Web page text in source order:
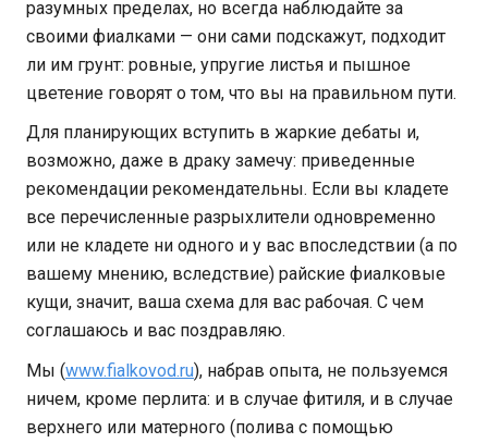
разумных пределах, но всегда наблюдайте за
своими фиалками — они сами подскажут, подходит
ли им грунт: ровные, упругие листья и пышное
цветение говорят о том, что вы на правильном пути.
Для планирующих вступить в жаркие дебаты и,
возможно, даже в драку замечу: приведенные
рекомендации рекомендательны. Если вы кладете
все перечисленные разрыхлители одновременно
или не кладете ни одного и у вас впоследствии (а по
вашему мнению, вследствие) райские фиалковые
кущи, значит, ваша схема для вас рабочая. С чем
соглашаюсь и вас поздравляю.
Мы (www.fialkovod.ru), набрав опыта, не пользуемся
ничем, кроме перлита: и в случае фитиля, и в случае
верхнего или матерного (полива с помощью